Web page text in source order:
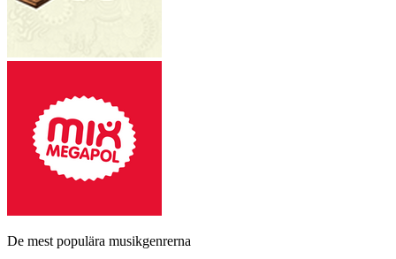
De mest populära musikgenrerna